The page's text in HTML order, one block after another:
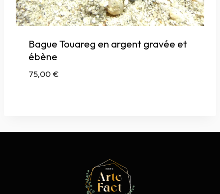
Bague Touareg en argent gravée et
ébène
75,00€